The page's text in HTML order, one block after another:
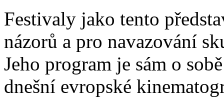
Festivaly jako tento
názorů a pro navazování
Jeho program je sám o
dnešní evropské